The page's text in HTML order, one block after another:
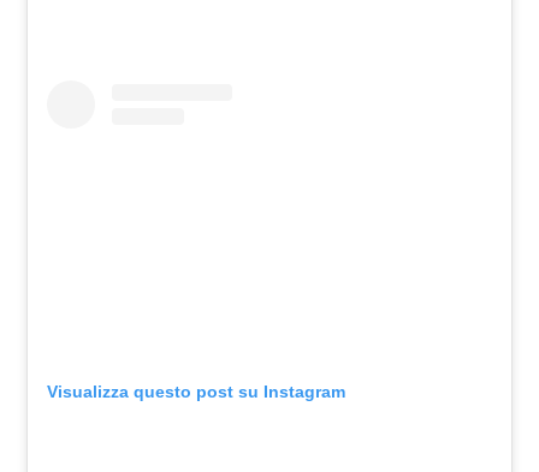
Visualizza questo post su Instagram